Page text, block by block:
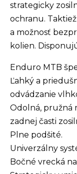
strategicky
ochranu.
a možnosť
kolien.
Enduro MTB
Ľahký a
odvádzanie
Odolná, pružná
zadnej časti
Plne podšité.
Univerzálny
Bočné vrecká na